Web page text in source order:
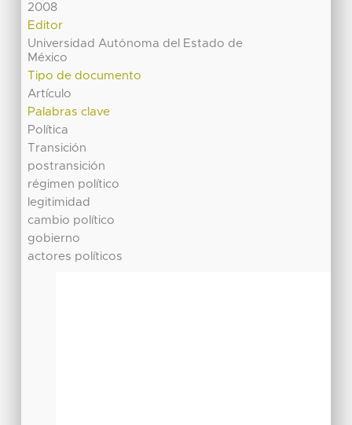
2008
Editor
Universidad Autónoma del Estado de
México
Tipo de documento
Artículo
Palabras clave
Política
Transición
postransición
régimen político
legitimidad
cambio político
gobierno
actores políticos